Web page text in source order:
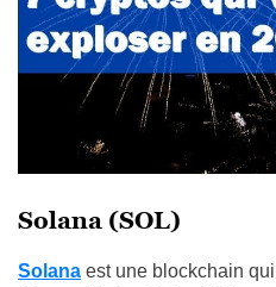
Solana (SOL)
Solana est une blockchain